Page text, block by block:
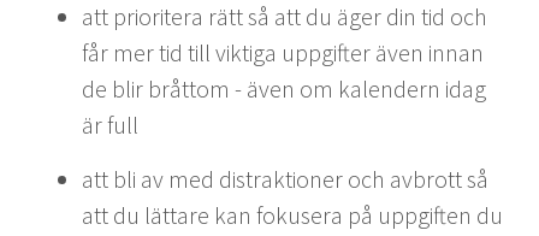
att prioritera rätt så att du äger din tid och
får mer tid till viktiga uppgifter även innan
de blir bråttom - även om kalendern idag
är full
att bli av med distraktioner och avbrott så
att du lättare kan fokusera på uppgiften du